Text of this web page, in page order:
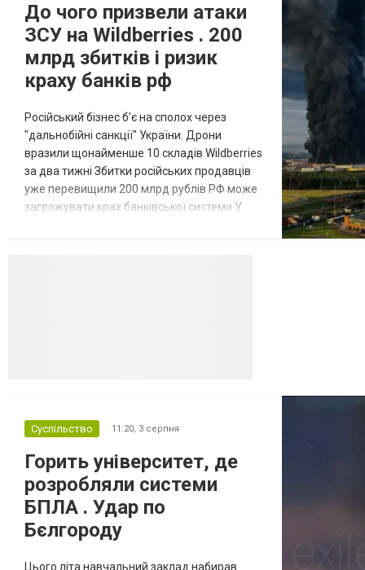
До чого призвели атаки
ЗСУ на Wildberries . 200
млрд збитків і ризик
краху банків рф
Російський бізнес б'є на сполох через
"дальнобійні санкції" України. Дрони
вразили щонайменше 10 складів Wildberries
за два тижні Збитки російських продавців
уже перевищили 200 млрд рублів РФ може
загрожувати крах банківської системи У
Суспільство 11:20, 3 серпня
Горить університет, де
розробляли системи
БПЛА . Удар по
Бєлгороду
Цього літа навчальний заклад набирав